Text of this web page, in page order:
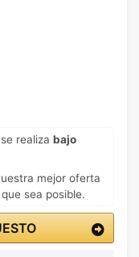
realiza bajo
mejor oferta
sea posible.